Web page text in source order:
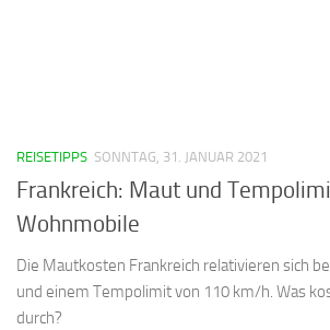
REISETIPPS SONNTAG, 31. JANUAR 2021
Frankreich: Maut und
Wohnmobile
Die Mautkosten Frankreich relativieren sich
und einem Tempolimit von 110 km/h. Was
durch?